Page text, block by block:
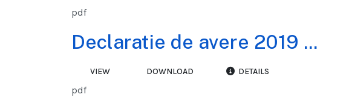
pdf
Declaratie de avere 2019 ...
VIEW DOWNLOAD DETAILS
pdf